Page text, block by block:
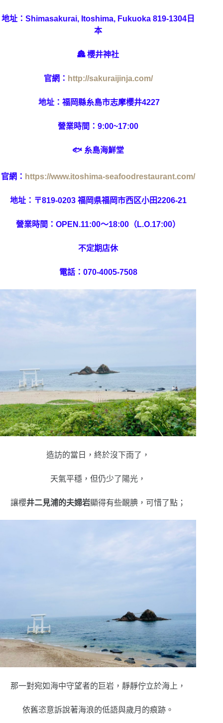
地址：Shimasakurai, Itoshima, Fukuoka 819-1304日
本
🏯 櫻井神社
官網： http://sakuraijinja.com/
地址：福岡縣糸島市志摩櫻井4227
營業時間：9:00~17:00
🐟 糸島海鮮堂
官網： https://www.itoshima-seafoodrestaurant.com/
地址： 〒819-0203 福岡県福岡市西区小田2206-21
營業時間：OPEN.11:00～18:00（L.O.17:00）
不定期店休
電話：070-4005-7508
造訪的當日，終於沒下雨了，
天氣平穩，但仍少了陽光，
讓櫻井二見浦的夫婦岩顯得有些靦腆，可惜了點；
那一對宛如海中守望者的巨岩，靜靜佇立於海上，
依舊恣意訴說著海浪的低語與歲月的痕跡。